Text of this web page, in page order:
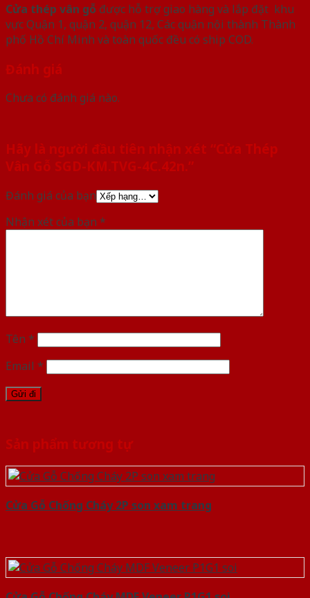
Cửa thép vân gỗ được hỗ trợ giao hàng và lắp đặt khu
vực Quận 1, quận 2, quận 12, Các quận nội thành Thành
phố Hồ Chí Minh và toàn quốc đều có ship COD.
Đánh giá
Chưa có đánh giá nào.
Hãy là người đầu tiên nhận xét “Cửa Thép
Vân Gỗ SGD-KM.TVG-4C.42n.”
Đánh giá của bạn
Nhận xét của bạn *
Tên *
Email *
Sản phẩm tương tự
Cửa Gỗ Chống Cháy 2P son xam trang